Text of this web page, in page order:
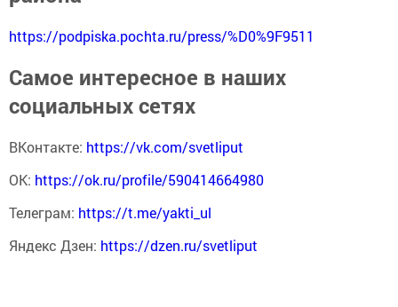
https://podpiska.pochta.ru/press/%D0%9F9511
Самое интересное в наших
социальных сетях
ВКонтакте: https://vk.com/svetliput
ОК: https://ok.ru/profile/590414664980
Телеграм: https://t.me/yakti_ul
Яндекс Дзен: https://dzen.ru/svetliput